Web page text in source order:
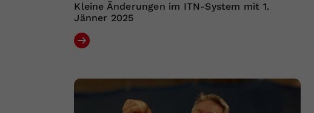
Kleine Änderungen im ITN-System mit 1.
Jänner 2025